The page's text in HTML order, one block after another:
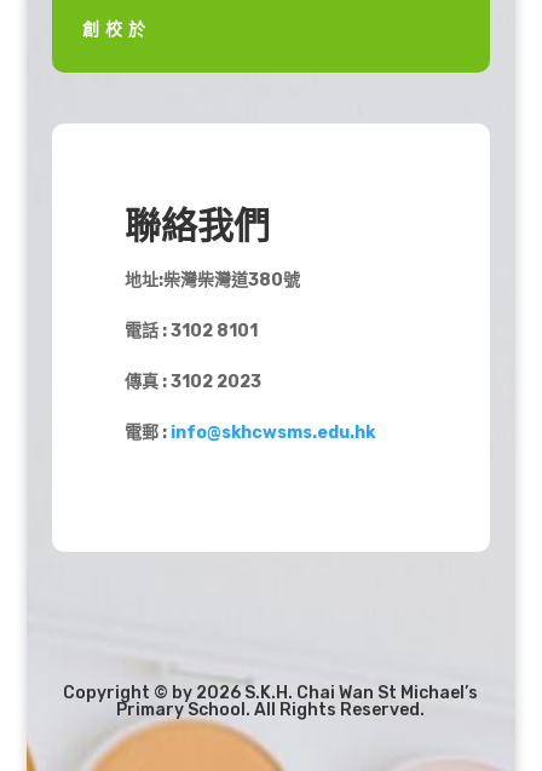
創校於
聯絡我們
地址:柴灣柴灣道380號
電話 : 3102 8101
傳真 : 3102 2023
電郵 : info@skhcwsms.edu.hk
Copyright © by 2026 S.K.H. Chai Wan St Michael’s
Primary School. All Rights Reserved.